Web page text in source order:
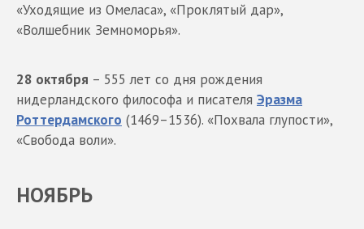
«Уходящие из Омеласа», «Проклятый дар»,
«Волшебник Земноморья».
28 октября – 555 лет со дня рождения
нидерландского философа и писателя Эразма
Роттердамского (1469–1536). «Похвала глупости»,
«Свобода воли».
НОЯБРЬ